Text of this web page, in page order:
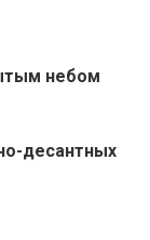
небом
десантных